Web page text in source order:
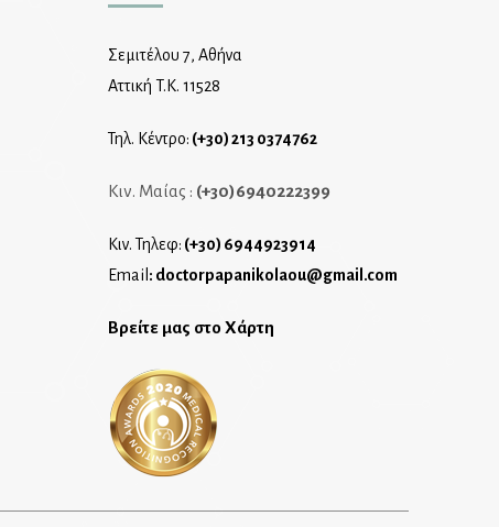
Σεμιτέλου 7, Αθήνα
Αττική T.K. 11528
Τηλ. Κέντρο: (+30) 213 0374762
Κιν. Μαίας : (+30)6940222399
Κιν. Τηλεφ: (+30) 6944923914
Email : doctorpapanikolaou@gmail.com
Βρείτε μας στο Χάρτη